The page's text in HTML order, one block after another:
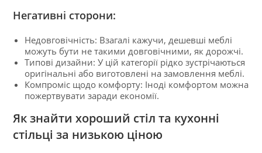
Негативні сторони:
Недовговічність: Взагалі кажучи, дешевші меблі
можуть бути не такими довговічними, як дорожчі.
Типові дизайни: У цій категорії рідко зустрічаються
оригінальні або виготовлені на замовлення меблі.
Компроміс щодо комфорту: Іноді комфортом можна
пожертвувати заради економії.
Як знайти хороший стіл та кухонні
стільці за низькою ціною